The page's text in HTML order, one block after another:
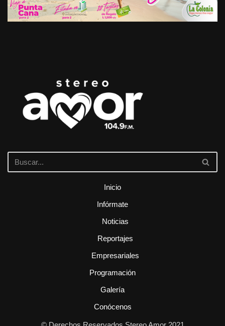
Inicio
Infórmate
Noticias
Reportajes
Empresariales
Programación
Galería
Conócenos